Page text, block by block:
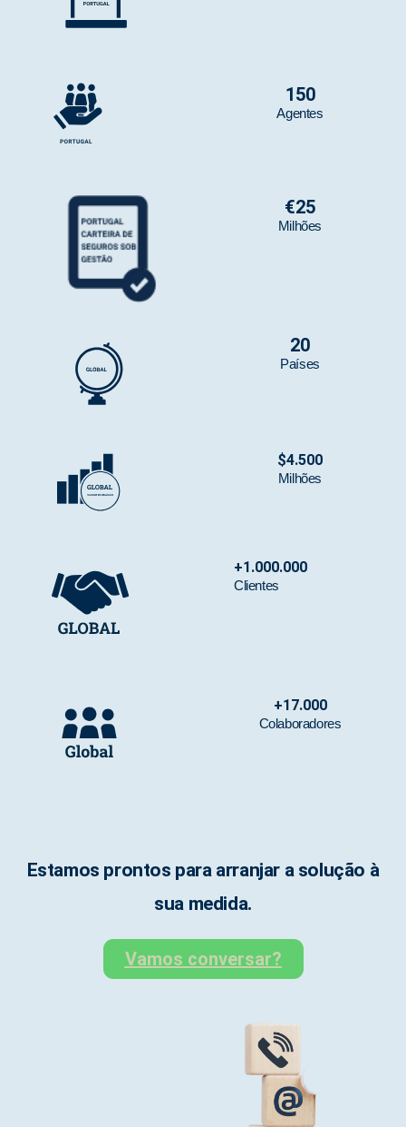
Agentes
150
Milhões
€25
Países
20
Milhões
$4.500
Clientes
+1.000.000
Colaboradores
+17.000
Estamos prontos para arranjar a solução à
sua medida.
Vamos conversar?